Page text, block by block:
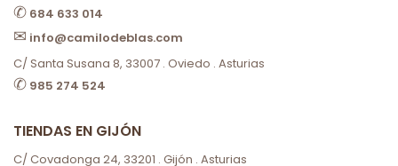
✆ 684 633 014
✉ info@camilodeblas.com
C/ Santa Susana 8, 33007 . Oviedo . Asturias
✆ 985 274 524
TIENDAS EN GIJÓN
C/ Covadonga 24, 33201 . Gijón . Asturias